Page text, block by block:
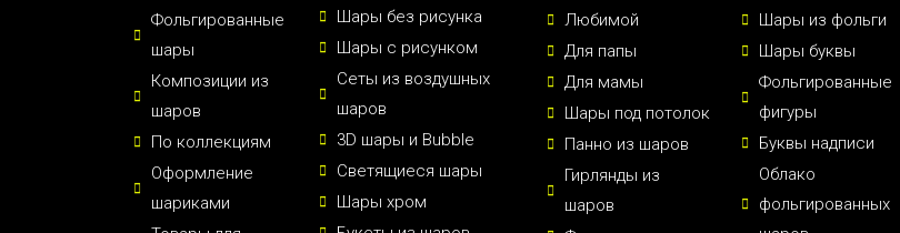
Фольгированные
шары
Композиции из
шаров
По коллекциям
Оформление
шариками
Шары без рисунка
Шары с рисунком
Сеты из воздушных
шаров
3D шары и Bubble
Светящиеся шары
Шары хром
Любимой
Для папы
Для мамы
Шары под потолок
Панно из шаров
Гирлянды из
шаров
Шары из фольги
Шары буквы
Фольгированные
фигуры
Буквы надписи
Облако
фольгированных